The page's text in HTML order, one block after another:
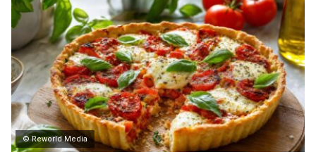
© Reworld Media